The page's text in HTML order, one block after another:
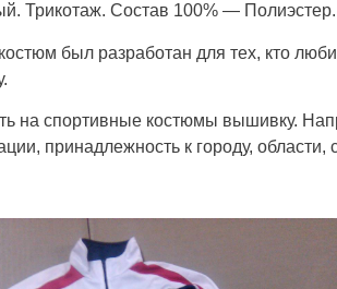
Трикотаж. Состав 100% — Полиэстер.
был разработан для тех, кто
на спортивные костюмы вышивку.
принадлежность к городу,